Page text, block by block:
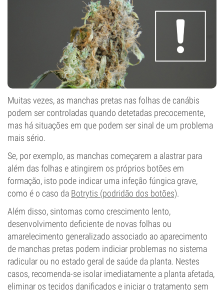
Muitas vezes, as manchas pretas nas folhas de canábis
podem ser controladas quando detetadas precocemente,
mas há situações em que podem ser sinal de um problema
mais sério.
Se, por exemplo, as manchas começarem a alastrar para
além das folhas e atingirem os próprios botões em
formação, isto pode indicar uma infeção fúngica grave,
como é o caso da Botrytis (podridão dos botões).
Além disso, sintomas como crescimento lento,
desenvolvimento deficiente de novas folhas ou
amarelecimento generalizado associado ao aparecimento
de manchas pretas podem indiciar problemas no sistema
radicular ou no estado geral de saúde da planta. Nestes
casos, recomenda-se isolar imediatamente a planta afetada,
eliminar os tecidos danificados e iniciar o tratamento sem